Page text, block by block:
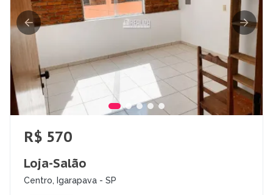
R$ 570
Loja-Salão
Centro, Igarapava - SP